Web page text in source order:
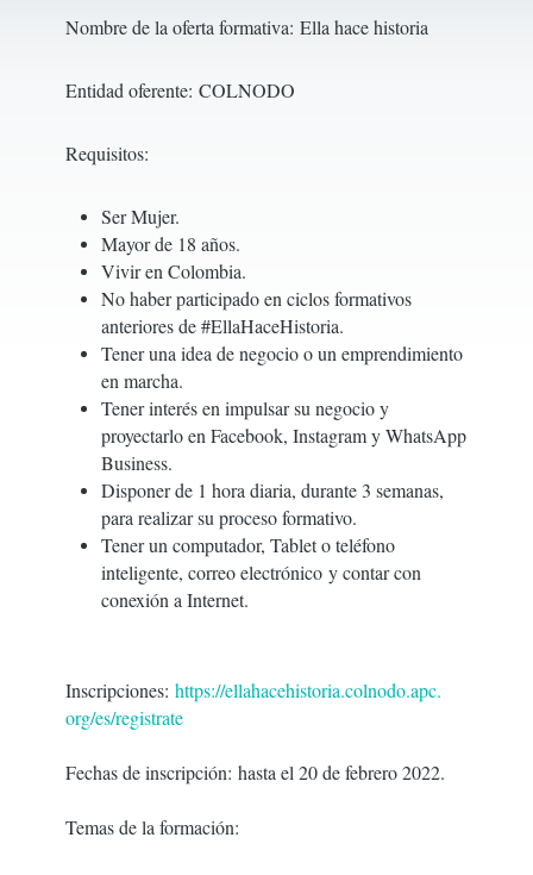
Nombre de la oferta formativa: Ella hace historia
Entidad oferente: COLNODO
Requisitos:
Ser Mujer.
Mayor de 18 años.
Vivir en Colombia.
No haber participado en ciclos formativos
anteriores de #EllaHaceHistoria.
Tener una idea de negocio o un emprendimiento
en marcha.
Tener interés en impulsar su negocio y
proyectarlo en Facebook, Instagram y WhatsApp
Business.
Disponer de 1 hora diaria, durante 3 semanas,
para realizar su proceso formativo.
Tener un computador, Tablet o teléfono
inteligente, correo electrónico y contar con
conexión a Internet.
Inscripciones: https://ellahacehistoria.colnodo.apc.
org/es/registrate
Fechas de inscripción: hasta el 20 de febrero 2022.
Temas de la formación: